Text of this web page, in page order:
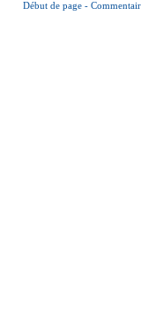
Début de page -